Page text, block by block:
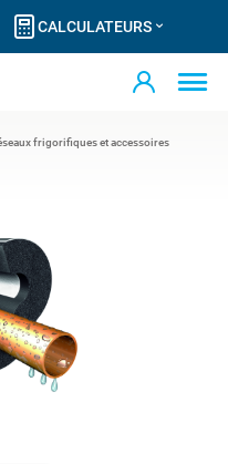
CALCULATEURS
frigorifiques et accessoires